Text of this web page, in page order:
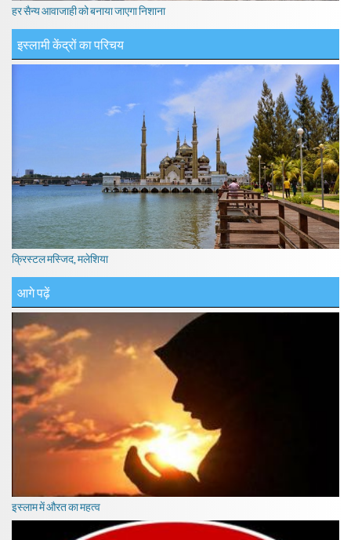
हर सैन्य आवाजाही को बनाया जाएगा निशाना
इस्लामी केंद्रों का परिचय
क्रिस्टल मस्जिद, मलेशिया
आगे पढ़ें
इस्लाम में औरत का महत्व